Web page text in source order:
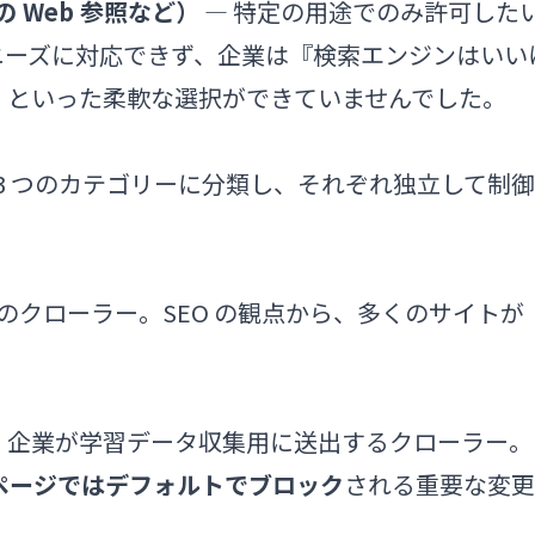
Web 参照など）
— 特定の用途でのみ許可した
ズに対応できず、企業は『検索エンジンはいい
いった柔軟な選択ができていませんでした。
のカテゴリーに分類し、それぞれ独立して制御
ローラー。SEO の観点から、多くのサイトが
業が学習データ収集用に送出するクローラー。
ジではデフォルトでブロックされる重要な変更